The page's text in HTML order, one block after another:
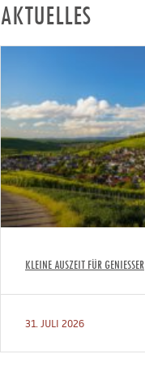
AKTUELLES
KLEINE AUSZEIT FÜR GENIESSER
31. JULI 2026